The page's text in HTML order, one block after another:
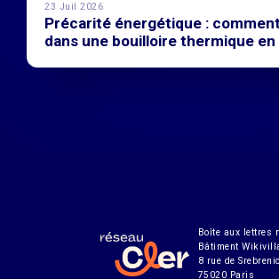
23 Juil 2026
Précarité énergétique :
dans une bouilloire thermique
Boîte aux lettres
Bâtiment
8 rue de
75020 Paris